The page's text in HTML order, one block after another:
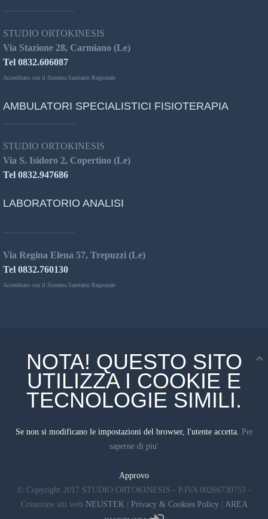
STUDIO ORTOKINESIS
Via Stazione 28, Carmiano (Le)
Tel 0832.606087
Accreditato con il Sistema Sanitario Regionale
AMBULATORI SPECIALISTICI FISIOTERAPIA
STUDIO ORTOKINESIS
Via S. Isidoro 2, Copertino (Le)
Tel 0832.947686
LABORATORIO ANALISI
Via Regina Elena 57, Trepuzzi (Le)
Tel 0832.760130
Accreditato con il Sistema Sanitario Regionale
NOTA! QUESTO SITO
UTILIZZA I COOKIE E
TECNOLOGIE SIMILI.
Se non si modificano le impostazioni del browser, l'utente accetta. Per
saperne di piu'
Approvo
© Copyright 2017 STUDIO ORTOKINESIS - P.IVA 00266730753 -
Creazione siti web NEUSTEK| Privacy & Cookies Policy| AREA